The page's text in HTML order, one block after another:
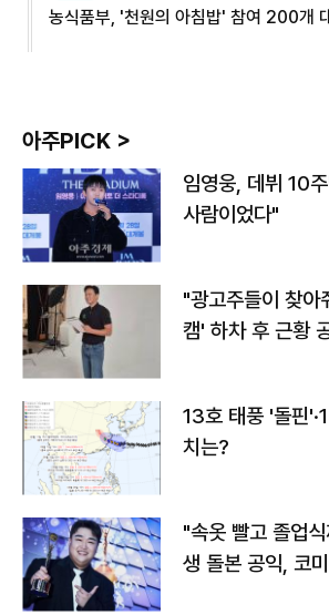
농식품부, '천원의 아침밥' 참여 200개
아주PICK >
임영웅, 데뷔 10
사람이었다"
"광고주들이 찾
캠' 하차 후 근황
13호 태풍 '돌핀
치는?
"속옷 빨고 졸업
생 돌본 공익, 코